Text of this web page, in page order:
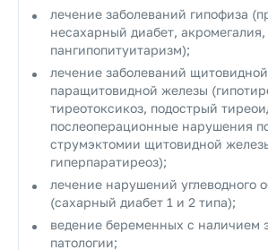
лечение заболеваний гипофиза
несахарный диабет, акромегалия,
пангипопитуитаризм);
лечение заболеваний
паращитовидной железы
тиреотоксикоз, подострый
послеоперационные нарушения
струмэктомии щитовидной
гиперпаратиреоз);
лечение нарушений углеводного
(сахарный диабет 1 и 2 типа);
ведение беременных с наличием
патологии;